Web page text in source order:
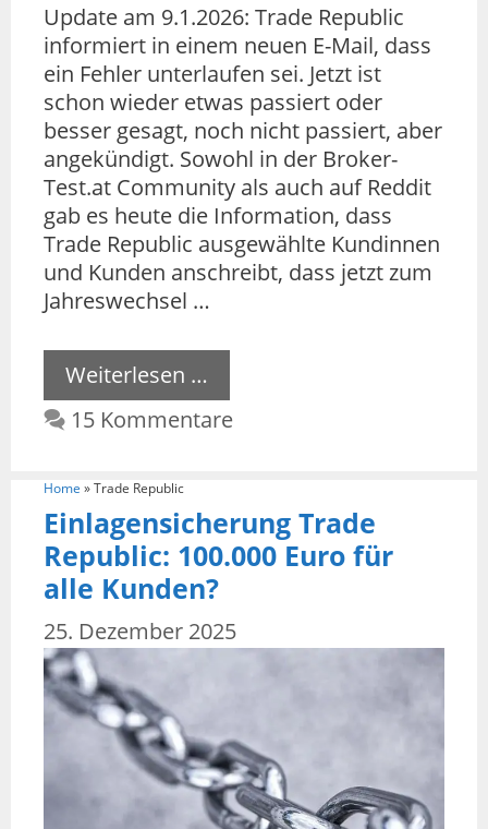
Update am 9.1.2026: Trade Republic
informiert in einem neuen E-Mail, dass
ein Fehler unterlaufen sei. Jetzt ist
schon wieder etwas passiert oder
besser gesagt, noch nicht passiert, aber
angekündigt. Sowohl in der Broker-
Test.at Community als auch auf Reddit
gab es heute die Information, dass
Trade Republic ausgewählte Kundinnen
und Kunden anschreibt, dass jetzt zum
Jahreswechsel …
Weiterlesen …
15 Kommentare
Home »Trade Republic
Einlagensicherung Trade
Republic: 100.000 Euro für
alle Kunden?
25. Dezember 2025